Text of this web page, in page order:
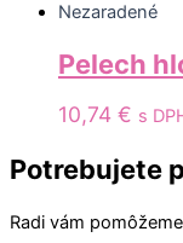
Nezaradené
Pelech
10,74 € s
Potrebujete
Radi vám